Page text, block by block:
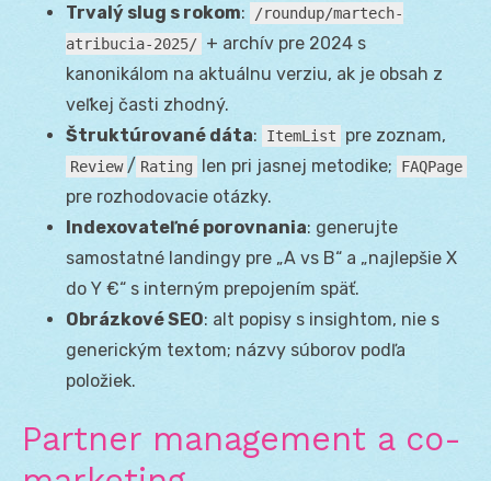
Trvalý slug s rokom:
/roundup/martech-
atribucia-2025/ + archív pre 2024 s
kanonikálom na aktuálnu verziu, ak je obsah z
veľkej časti zhodný.
Štruktúrované dáta: ItemList pre zoznam,
Review / Rating len pri jasnej metodike; FAQPage
pre rozhodovacie otázky.
Indexovateľné porovnania: generujte
samostatné landingy pre „A vs B“ a „najlepšie X
do Y €“ s interným prepojením späť.
Obrázkové SEO: alt popisy s insightom, nie s
generickým textom; názvy súborov podľa
položiek.
Partner management a co-